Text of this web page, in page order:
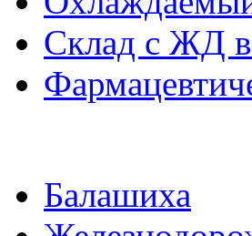
Склад с ЖД
Балашиха